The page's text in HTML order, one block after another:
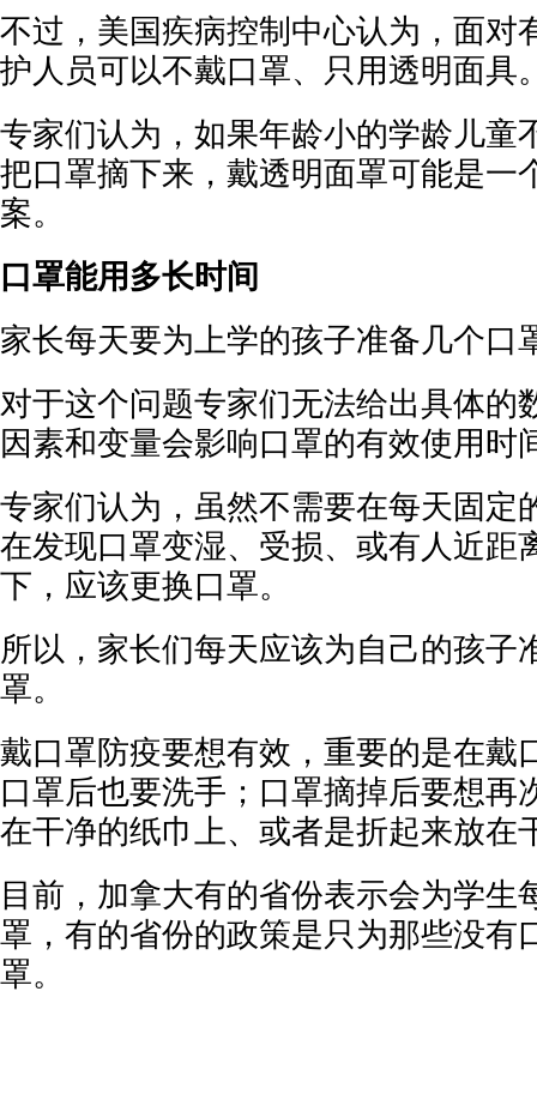
不过，美国疾病控制中心认为，面对
护人员可以不戴口罩、只用透明面具
专家们认为，如果年龄小的学龄儿童
把口罩摘下来，戴透明面罩可能是一
案。
口罩能用多长时间
家长每天要为上学的孩子准备几个口
对于这个问题专家们无法给出具体的
因素和变量会影响口罩的有效使用时
专家们认为，虽然不需要在每天固定
在发现口罩变湿、受损、或有人近距
下，应该更换口罩。
所以，家长们每天应该为自己的孩子
罩。
戴口罩防疫要想有效，重要的是在戴
口罩后也要洗手；口罩摘掉后要想再
在干净的纸巾上、或者是折起来放在
目前，加拿大有的省份表示会为学生
罩，有的省份的政策是只为那些没有
罩。